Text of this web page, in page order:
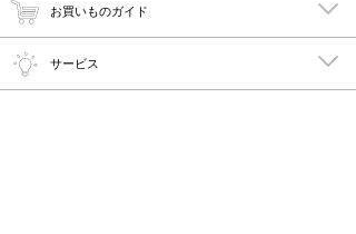
お買いものガイド
サービス